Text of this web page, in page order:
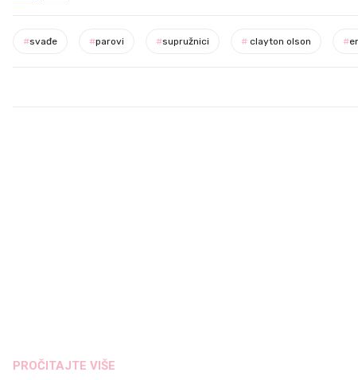
#svađe #parovi #supružnici # clayton olson #
PROČITAJTE VIŠE